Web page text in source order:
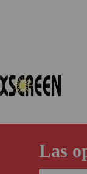
Las